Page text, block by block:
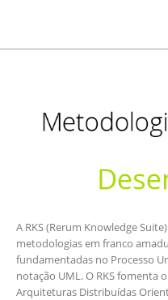
A RKS (Rerum Knowledge
metodologias em franco
fundamentadas no Processo
notação UML. O RKS fomenta
Arquiteturas Distribuídas